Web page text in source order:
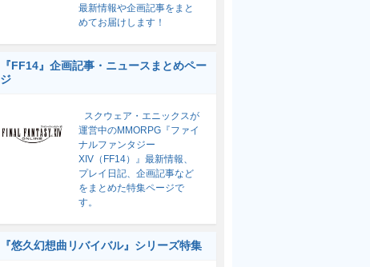
最新情報や企画記事をまと
めてお届けします！
『FF14』企画記事・ニュースまとめペー
ジ
スクウェア・エニックスが
運営中のMMORPG『ファイ
ナルファンタジー
XIV（FF14）』最新情報、
プレイ日記、企画記事など
をまとめた特集ページで
す。
『悠久幻想曲リバイバル』シリーズ特集